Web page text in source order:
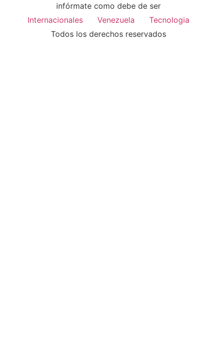
infórmate como debe de ser
Internacionales
Venezuela
Tecnologia
Todos los derechos reservados